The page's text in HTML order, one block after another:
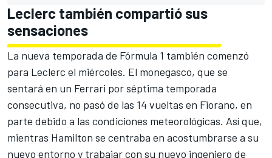
Leclerc también compartió sus
sensaciones
La nueva temporada de Fórmula 1 también comenzó
para Leclerc el miércoles. El monegasco, que se
sentará en un Ferrari por séptima temporada
consecutiva, no pasó de las 14 vueltas en Fiorano, en
parte debido a las condiciones meteorológicas. Así que,
mientras Hamilton se centraba en acostumbrarse a su
nuevo entorno y trabajar con su nuevo ingeniero de